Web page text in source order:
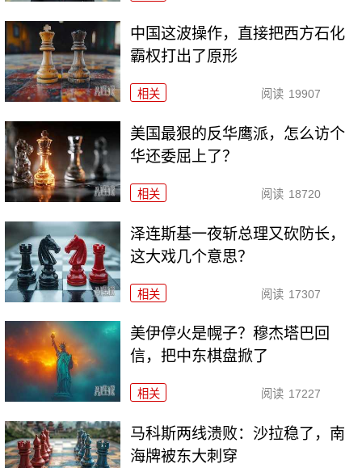
中国这波操作，直接把西方石化
霸权打出了原形
相关 阅读 19907
美国最狠的反华鹰派，怎么访个
华还委屈上了？
相关 阅读 18720
泽连斯基一夜斩总理又砍防长，
这大戏几个意思？
相关 阅读 17307
美伊停火是幌子？穆杰塔巴回
信，把中东棋盘掀了
相关 阅读 17227
马科斯两线溃败：沙拉稳了，南
海牌被东大刺穿